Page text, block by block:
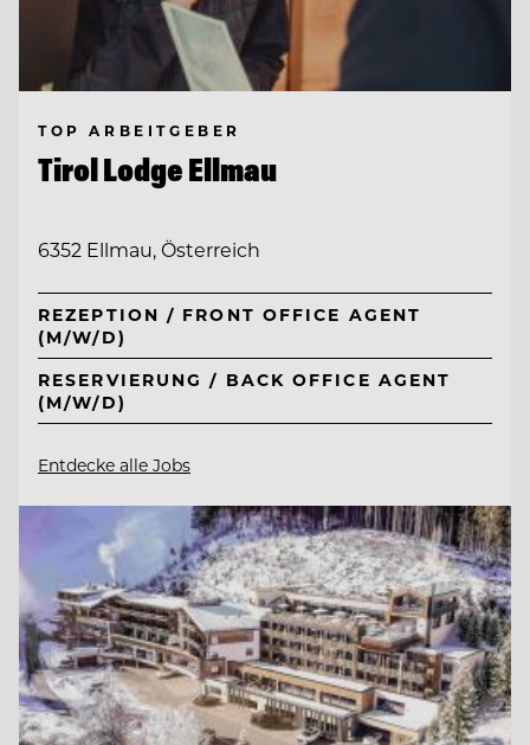
TOP ARBEITGEBER
Tirol Lodge Ellmau
6352 Ellmau, Österreich
REZEPTION / FRONT OFFICE AGENT
(M/W/D)
RESERVIERUNG / BACK OFFICE AGENT
(M/W/D)
Entdecke alle Jobs